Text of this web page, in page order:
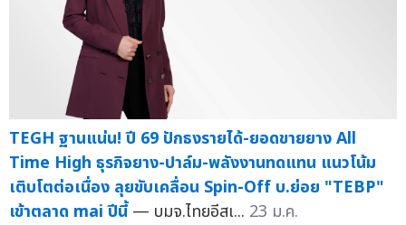
TEGH ฐานแน่น! ปี 69 ปักธงรายได้-ยอดขายยาง All
Time High ธุรกิจยาง-ปาล์ม-พลังงานทดแทน แนวโน้ม
เติบโตต่อเนื่อง ลุยขับเคลื่อน Spin-Off บ.ย่อย "TEBP"
เข้าตลาด mai ปีนี้ — บมจ.ไทยอีสเ... 23 ม.ค.